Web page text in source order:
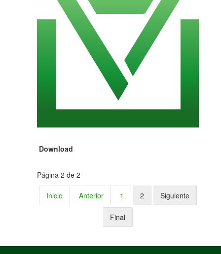
Download
Página 2 de 2
Inicio Anterior 1 2 Siguiente
Final